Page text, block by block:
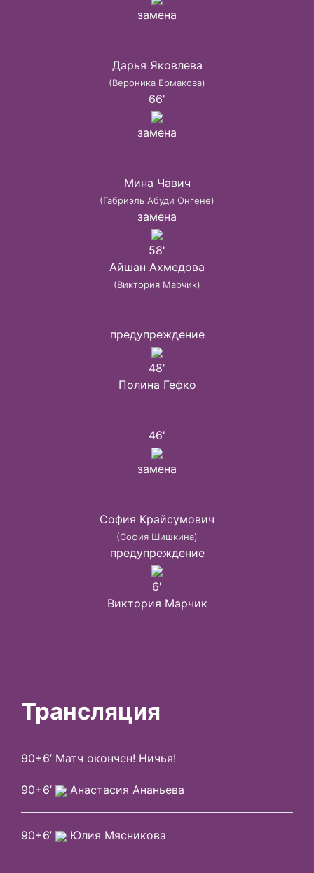
замена
Дарья Яковлева
(Вероника Ермакова)
66'
замена
Мина Чавич
(Габриэль Абуди Онгене)
замена
58'
Айшан Ахмедова
(Виктория Марчик)
предупреждение
48'
Полина Гефко
46'
замена
София Крайсумович
(София Шишкина)
предупреждение
6'
Виктория Марчик
Трансляция
90+6’ Матч окончен! Ничья!
90+6’ Анастасия Ананьева
90+6’ Юлия Мясникова